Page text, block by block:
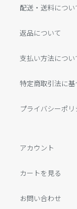
配送・送料につい
返品について
支払い方法につい
特定商取引法に
プライバシーポリ
アカウント
カートを見る
お問い合わせ